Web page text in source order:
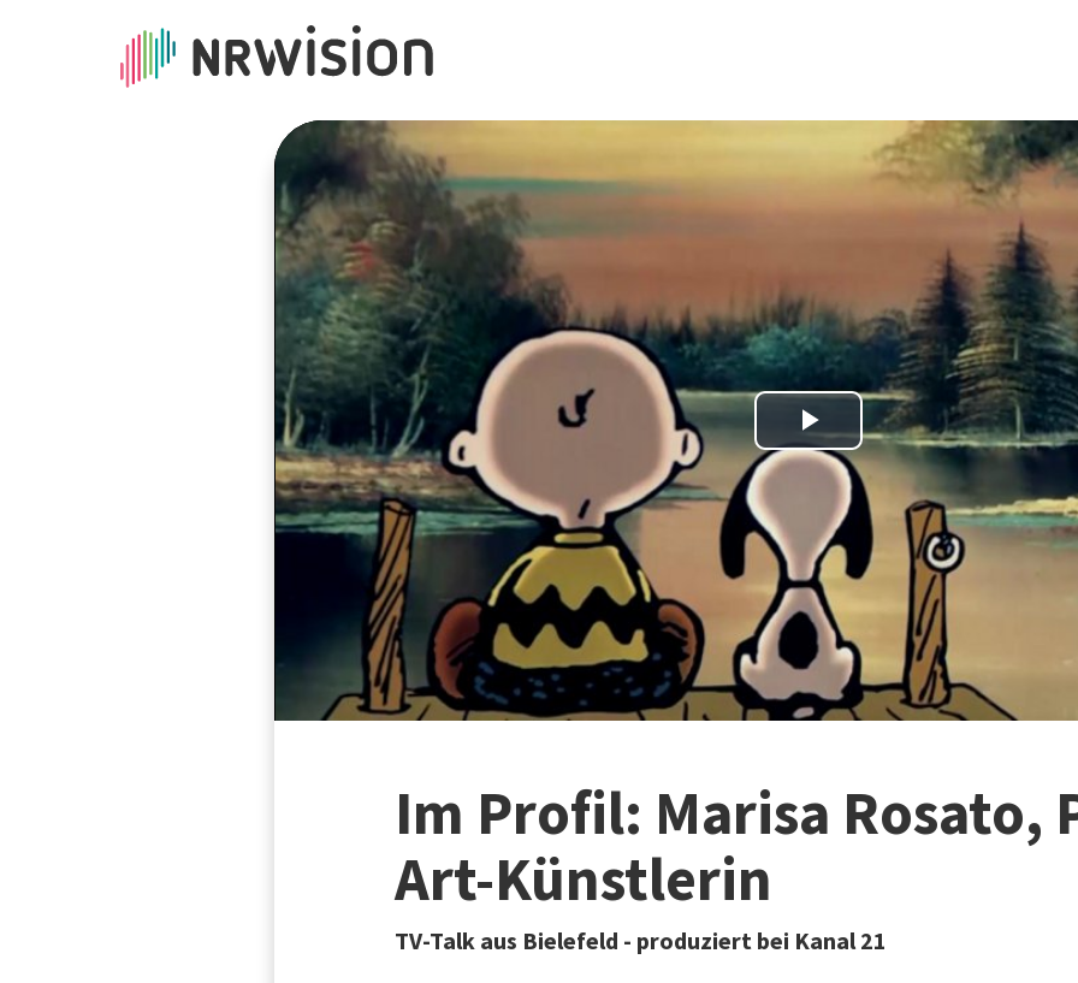
Play
Video
Im Profil: Marisa Rosato,
Art-Künstlerin
TV-Talk aus Bielefeld - produziert bei Kanal 21